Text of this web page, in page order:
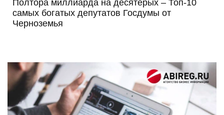
Полтора миллиарда на десятерых – Топ-10
самых богатых депутатов Госдумы от
Черноземья